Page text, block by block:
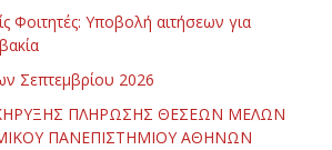
Φοιτητές: Υποβολή αιτήσεων για
Σεπτεμβρίου 2026
ΠΛΗΡΩΣΗΣ ΘΕΣΕΩΝ ΜΕΛΩΝ
ΠΑΝΕΠΙΣΤΗΜΙΟΥ ΑΘΗΝΩΝ